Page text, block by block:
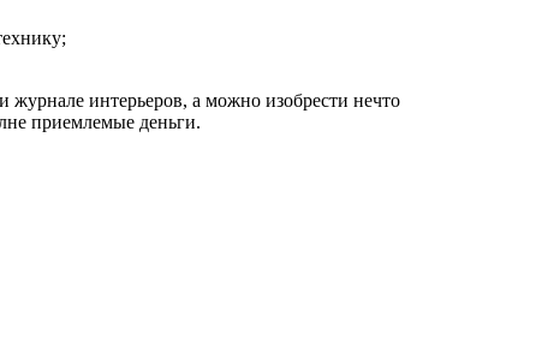
интерьеров, а можно изобрести нечто
приемлемые деньги.